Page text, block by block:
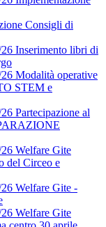
Consigli di
Inserimento libri di
Modalità operative
STEM e
Partecipazione al
Welfare Gite
del Circeo e
Welfare Gite -
Welfare Gite